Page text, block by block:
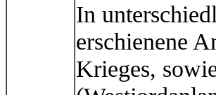
In
erschienene
Krieges,